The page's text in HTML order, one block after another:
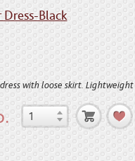
Black
with loose skirt.